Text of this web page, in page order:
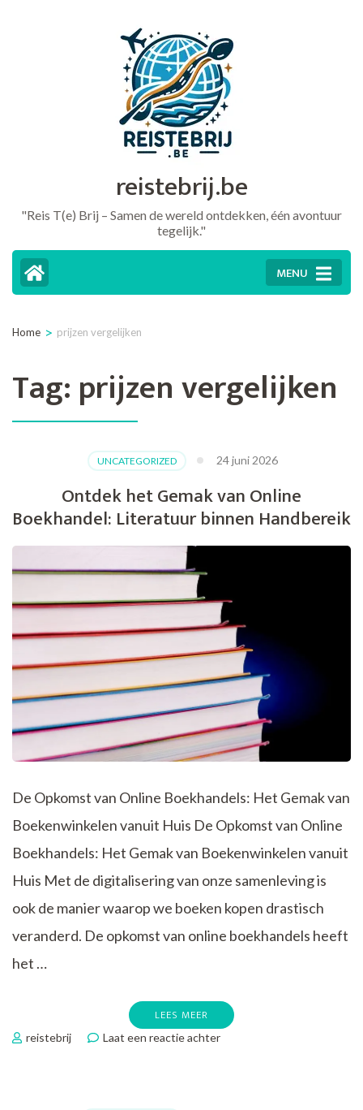
reistebrij.be
"Reis T(e) Brij – Samen de wereld ontdekken, één avontuur
tegelijk."
MENU
Home > prijzen vergelijken
Tag:prijzen vergelijken
UNCATEGORIZED 24 juni 2026
Ontdek het Gemak van Online
Boekhandel: Literatuur binnen Handbereik
De Opkomst van Online Boekhandels: Het Gemak van
Boekenwinkelen vanuit Huis De Opkomst van Online
Boekhandels: Het Gemak van Boekenwinkelen vanuit
Huis Met de digitalisering van onze samenleving is
ook de manier waarop we boeken kopen drastisch
veranderd. De opkomst van online boekhandels heeft
het …
LEES MEER
reistebrij Laat een reactie achterop